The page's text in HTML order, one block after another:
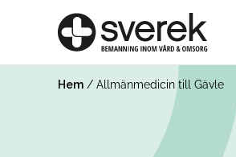
Hem / Allmänmedicin till Gävle